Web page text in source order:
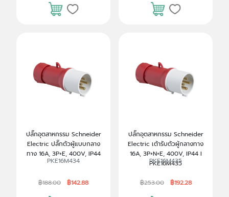
ปลั๊กอุตสาหกรรม Schneider
Electric ปลั๊กตัวผู้แบบกลาง
ทาง 16A, 3P+E, 400V, IP44
PKE16M434
฿188.00 ฿142.88
ปลั๊กอุตสาหกรรม Schneider
Electric เต้ารับตัวผู้กลางทาง
16A, 3P+N+E, 400V, IP44 I
PKE16M435
PKE16M435
฿253.00 ฿192.28